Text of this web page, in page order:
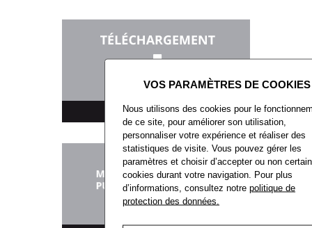
TÉLÉCHARGEMENT
Nous utilisons des cookies pour le
de ce site, pour améliorer son utilisation,
personnaliser votre expérience et réaliser des
statistiques de visite. Vous pouvez gérer les
paramètres et choisir d’accepter ou non
cookies durant votre navigation. Pour plus
d’informations, consultez notrepolitique de
protection des données.